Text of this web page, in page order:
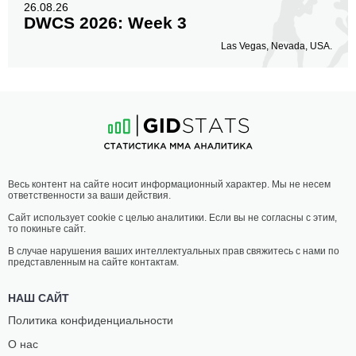
26.08.26
DWCS 2026: Week 3
Las Vegas, Nevada, USA.
Весь контент на сайте носит информационный характер. Мы не несем
ответственности за ваши действия.
Сайт использует cookie с целью аналитики. Если вы не согласны с этим,
то покиньте сайт.
В случае нарушения ваших интеллектуальных прав свяжитесь с нами по
представленным на сайте контактам.
НАШ САЙТ
Политика конфиденциальности
О нас